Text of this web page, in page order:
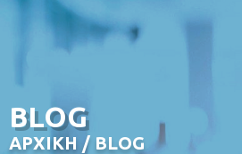
BLOG
ΑΡΧΙΚΗ / BLOG